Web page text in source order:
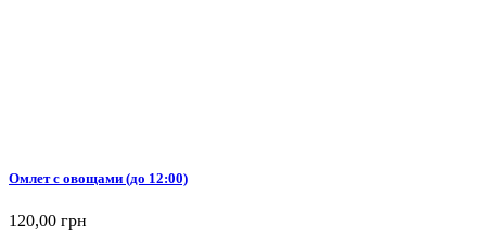
Омлет с овощами (до 12:00)
120,00 грн